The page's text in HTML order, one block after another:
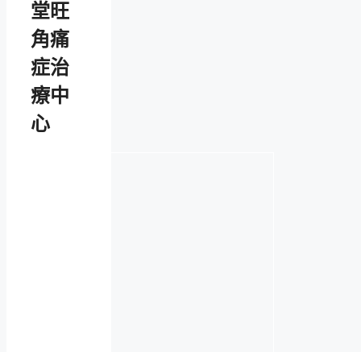
堂旺
角痛
症治
療中
心